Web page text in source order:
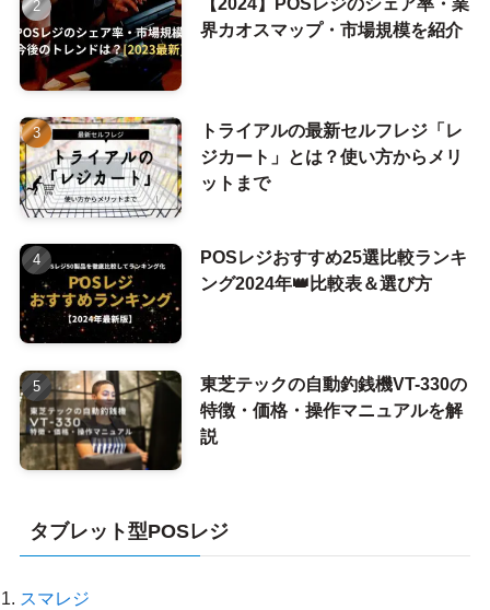
界カオスマップ・市場規模を紹介
トライアルの最新セルフレジ「レ
ジカート」とは？使い方からメリ
ットまで
POSレジおすすめ25選比較ランキ
ング2024年👑比較表＆選び方
東芝テックの自動釣銭機VT-330の
特徴・価格・操作マニュアルを解
説
タブレット型POSレジ
スマレジ